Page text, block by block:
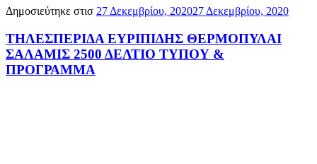
Δημοσιεύτηκε στισ 27 Δεκεμβρίου, 202027 Δεκεμβρίου, 2020
ΤΗΛΕΣΠΕΡΙΔΑ ΕΥΡΙΠΙΔΗΣ ΘΕΡΜΟΠΥΛΑΙ
ΣΑΛΑΜΙΣ 2500 ΔΕΛΤΙΟ ΤΥΠΟΥ &
ΠΡΟΓΡΑΜΜΑ